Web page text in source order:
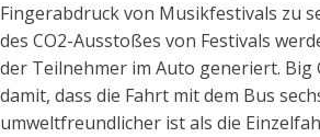
Fingerabdruck von Musikfestivals zu
des CO2-Ausstoßes von Festivals
der Teilnehmer im Auto generiert. Big
damit, dass die Fahrt mit dem Bus
umweltfreundlicher ist als die